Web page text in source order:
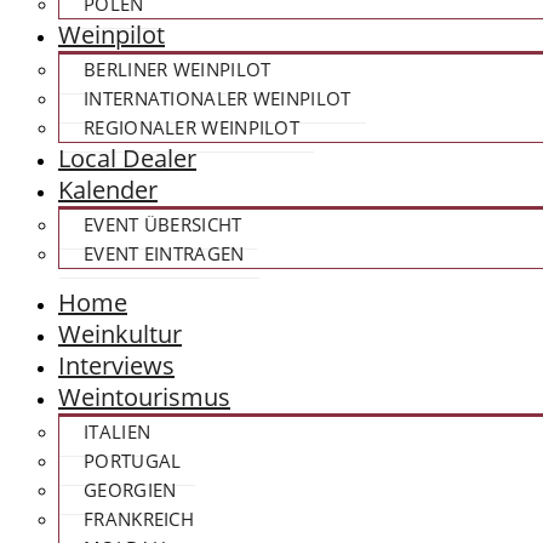
Weinpilot
BERLINER WEINPILOT
INTERNATIONALER WEINPILOT
REGIONALER WEINPILOT
Local Dealer
Kalender
EVENT ÜBERSICHT
EVENT EINTRAGEN
Home
Weinkultur
Interviews
Weintourismus
ITALIEN
PORTUGAL
GEORGIEN
FRANKREICH